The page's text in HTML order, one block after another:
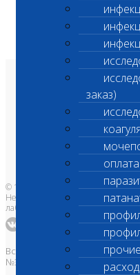
заказ)
О лаборатории
Анализы и цены
Ветеринарные центры
Владельцам
Врачам и клиникам
Бланки лаборатории
Банк донорской крови
Адреса лабораторий
© 1996-2026
Независимая ветеринарная
лаборатория Шанс Био
Все права защищены и
№395740 от 2008 г. ООО